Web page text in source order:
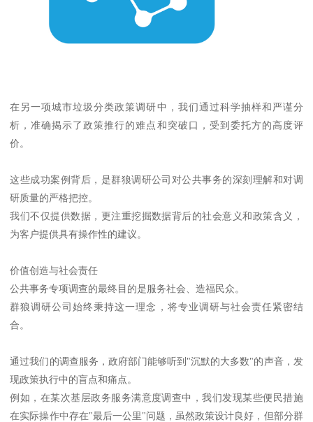
在另一项城市垃圾分类政策调研中，我们通过科学抽样和严谨分
析，准确揭示了政策推行的难点和突破口，受到委托方的高度评
价。
这些成功案例背后，是群狼调研公司对公共事务的深刻理解和对调
研质量的严格把控。
我们不仅提供数据，更注重挖掘数据背后的社会意义和政策含义，
为客户提供具有操作性的建议。
价值创造与社会责任
公共事务专项调查的最终目的是服务社会、造福民众。
群狼调研公司始终秉持这一理念，将专业调研与社会责任紧密结
合。
通过我们的调查服务，政府部门能够听到"沉默的大多数"的声音，发
现政策执行中的盲点和痛点。
例如，在某次基层政务服务满意度调查中，我们发现某些便民措施
在实际操作中存在"最后一公里"问题，虽然政策设计良好，但部分群